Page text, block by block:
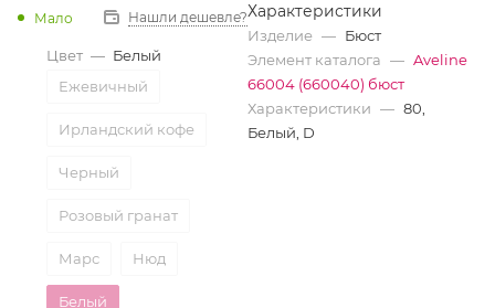
Мало
Нашли дешевле?
Цвет — Белый
Ежевичный
Ирландский кофе
Черный
Розовый гранат
Марс Нюд
Белый
Характеристики
Изделие — Бюст
Элемент каталога — Aveline
66004 (660040) бюст
Характеристики — 80,
Белый, D